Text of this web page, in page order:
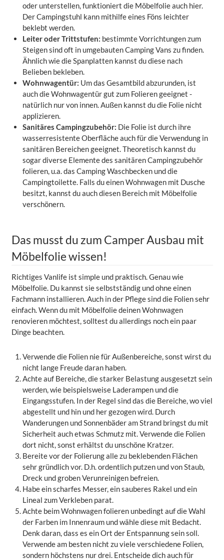
oder unterstellen, funktioniert die Möbelfolie auch hier.
Der Campingstuhl kann mithilfe eines Föns leichter
beklebt werden.
Leiter oder Trittstufen: bestimmte Vorrichtungen zum
Steigen sind oft in umgebauten Camping Vans zu finden.
Ähnlich wie die Spanplatten kannst du diese nach
Belieben bekleben.
Wohnwagentür: Um das Gesamtbild abzurunden, ist
auch die Wohnwagentür gut zum Folieren geeignet -
natürlich nur von innen. Außen kannst du die Folie nicht
applizieren.
Sanitäres Campingzubehör: Die Folie ist durch ihre
wasserresistente Oberfläche auch für die Verwendung in
sanitären Bereichen geeignet. Theoretisch kannst du
sogar diverse Elemente des sanitären Campingzubehör
folieren, u.a. das Camping Waschbecken und die
Campingtoilette. Falls du einen Wohnwagen mit Dusche
besitzt, kannst du auch diesen Bereich mit Möbelfolie
verschönern.
Das musst du zum Camper Ausbau mit
Möbelfolie wissen!
Richtiges Vanlife ist simple und praktisch. Genau wie
Möbelfolie. Du kannst sie selbstständig und ohne einen
Fachmann installieren. Auch in der Pflege sind die Folien sehr
einfach. Wenn du mit Möbelfolie deinen Wohnwagen
renovieren möchtest, solltest du allerdings noch ein paar
Dinge beachten.
Verwende die Folien nie für Außenbereiche, sonst wirst du
nicht lange Freude daran haben.
Achte auf Bereiche, die starker Belastung ausgesetzt sein
werden, wie beispielsweise Laderampen und die
Eingangsstufen. In der Regel sind das die Bereiche, wo viel
abgestellt und hin und her gezogen wird. Durch
Wanderungen und Sonnenbäder am Strand bringst du mit
Sicherheit auch etwas Schmutz mit. Verwende die Folien
dort nicht, sonst erhältst du unschöne Kratzer.
Bereite vor der Folierung alle zu beklebenden Flächen
sehr gründlich vor. D.h. ordentlich putzen und von Staub,
Dreck und groben Verunreinigen befreien.
Habe ein scharfes Messer, ein sauberes Rakel und ein
Lineal zum Verkleben parat.
Achte beim Wohnwagen folieren unbedingt auf die Wahl
der Farben im Innenraum und wähle diese mit Bedacht.
Denk daran, dass es ein Ort der Entspannung sein soll.
Verwende am besten nicht zu viele verschiedene Folien,
sondern höchstens nur drei. Entscheide dich auch für